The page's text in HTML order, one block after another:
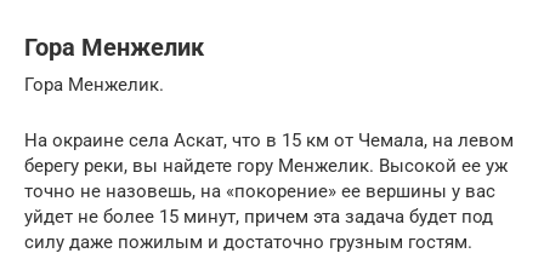
Гора Менжелик
Гора Менжелик.
На окраине села Аскат, что в 15 км от Чемала, на левом
берегу реки, вы найдете гору Менжелик. Высокой ее уж
точно не назовешь, на «покорение» ее вершины у вас
уйдет не более 15 минут, причем эта задача будет под
силу даже пожилым и достаточно грузным гостям.